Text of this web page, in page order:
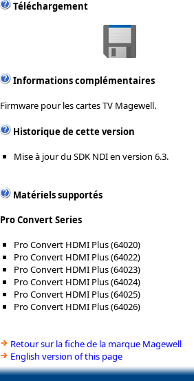
Téléchargement
Informations complémentaires
Firmware pour les cartes TV Magewell.
Historique de cette version
Mise à jour du SDK NDI en version 6.3.
Matériels supportés
Pro Convert Series
Pro Convert HDMI Plus (64020)
Pro Convert HDMI Plus (64022)
Pro Convert HDMI Plus (64023)
Pro Convert HDMI Plus (64024)
Pro Convert HDMI Plus (64025)
Pro Convert HDMI Plus (64026)
Retour sur la fiche de la marque Magewell
English version of this page